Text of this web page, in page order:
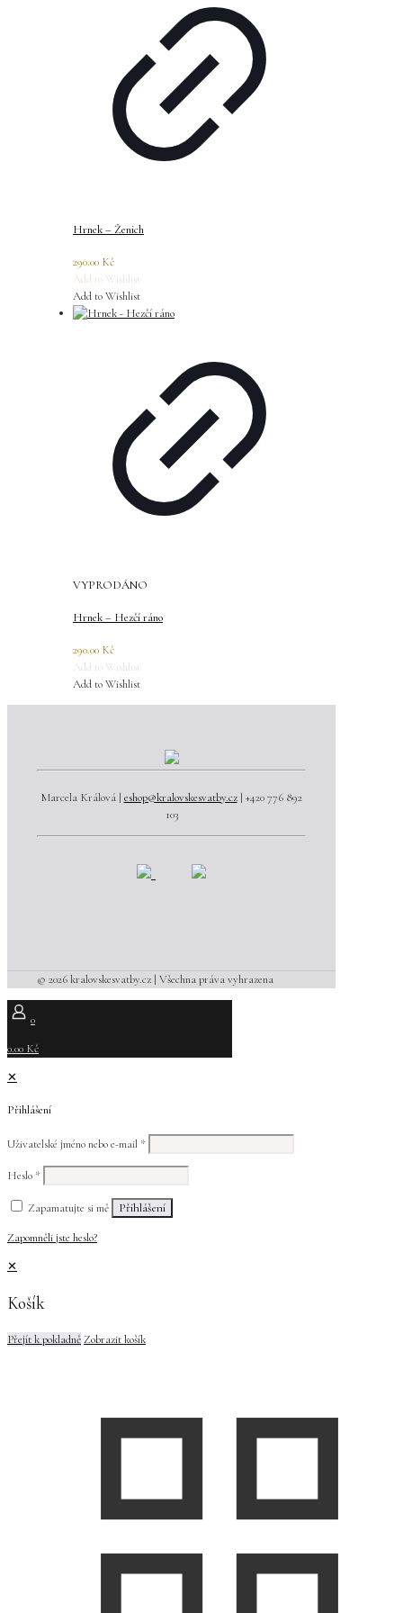
Hrnek – Ženich
290.00 Kč
Add to Wishlist
Add to Wishlist
VYPRODÁNO
Hrnek – Hezčí ráno
290.00 Kč
Add to Wishlist
Add to Wishlist
Marcela Králová | eshop@kralovskesvatby.cz| +420 776 892
103
© 2026 kralovskesvatby.cz | Všechna práva vyhrazena
0
0.00 Kč
✕
Přihlášení
Uživatelské jméno nebo e-mail *
Heslo *
Zapamatujte si mě Přihlášení
Zapomněli jste heslo?
✕
Košík
Přejít k pokladněZobrazit košík